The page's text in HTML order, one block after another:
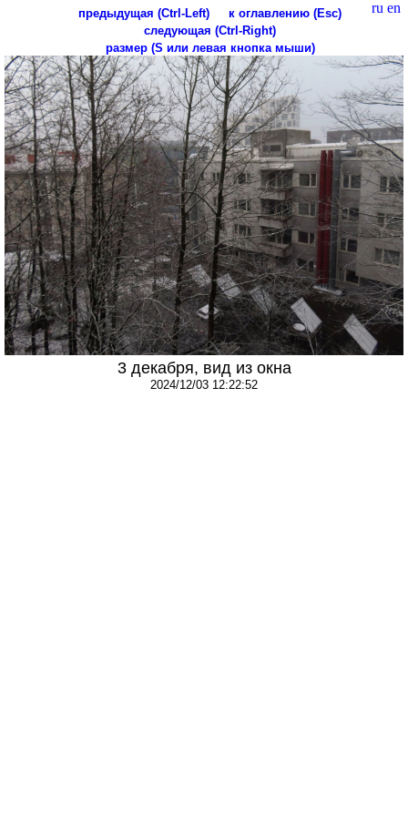
ru en
предыдущая (Ctrl-Left)
к оглавлению (Esc)
следующая (Ctrl-Right)
размер (S или левая кнопка мыши)
3 декабря, вид из окна
2024/12/03 12:22:52